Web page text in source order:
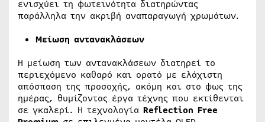
ενισχύει τη φωτεινότητα διατηρώντας
παράλληλα την ακριβή αναπαραγωγή χρωμάτων.
Μείωση αντανακλάσεων
Η μείωση των αντανακλάσεων διατηρεί το
περιεχόμενο καθαρό και ορατό με ελάχιστη
απόσπαση της προσοχής, ακόμη και στο φως της
ημέρας, θυμίζοντας έργα τέχνης που εκτίθενται
σε γκαλερί. Η τεχνολογία Reflection Free